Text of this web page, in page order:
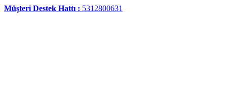
Müşteri Destek Hattı : 5312800631